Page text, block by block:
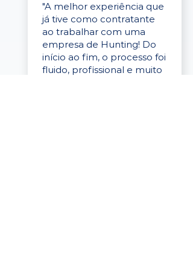
"A melhor experiência que
já tive como contratante
ao trabalhar com uma
empresa de Hunting! Do
início ao fim, o processo foi
fluido, profissional e muito